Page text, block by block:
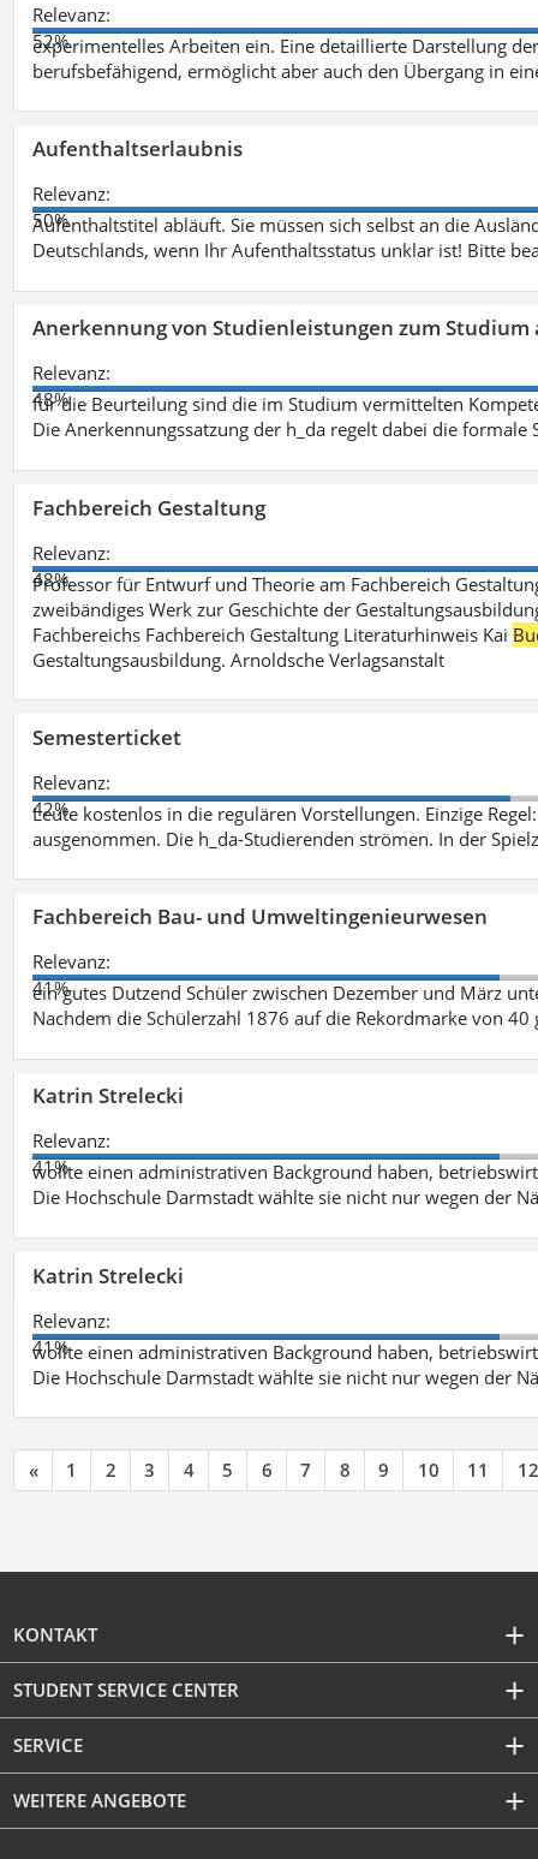
Relevanz:
52%
experimentelles Arbeiten ein. Eine detaillierte Darstellung
berufsbefähigend, ermöglicht aber auch den Übergang in
Aufenthaltserlaubnis
Relevanz:
50%
Aufenthaltstitel abläuft. Sie müssen sich selbst an die
Deutschlands, wenn Ihr Aufenthaltsstatus unklar ist! Bitte
Anerkennung von Studienleistungen zum Studium
Relevanz:
48%
für die Beurteilung sind die im Studium vermittelten
Die Anerkennungssatzung der h_da regelt dabei die formale
Fachbereich Gestaltung
Relevanz:
48%
Professor für Entwurf und Theorie am Fachbereich
zweibändiges Werk zur Geschichte der
Fachbereichs Fachbereich Gestaltung Literaturhinweis Kai
Gestaltungsausbildung. Arnoldsche Verlagsanstalt
Semesterticket
Relevanz:
42%
Leute kostenlos in die regulären Vorstellungen. Einzige
ausgenommen. Die h_da-Studierenden strömen. In der
Fachbereich Bau- und Umweltingenieurwesen
Relevanz:
41%
ein gutes Dutzend Schüler zwischen Dezember und März
Nachdem die Schülerzahl 1876 auf die Rekordmarke von
Katrin Strelecki
Relevanz:
41%
wollte einen administrativen Background haben,
Die Hochschule Darmstadt wählte sie nicht nur wegen der
Katrin Strelecki
Relevanz:
41%
wollte einen administrativen Background haben,
Die Hochschule Darmstadt wählte sie nicht nur wegen der
« 1 2 3 4 5 6 7 8 9 10 11 12
KONTAKT
STUDENT SERVICE CENTER
SERVICE
WEITERE ANGEBOTE